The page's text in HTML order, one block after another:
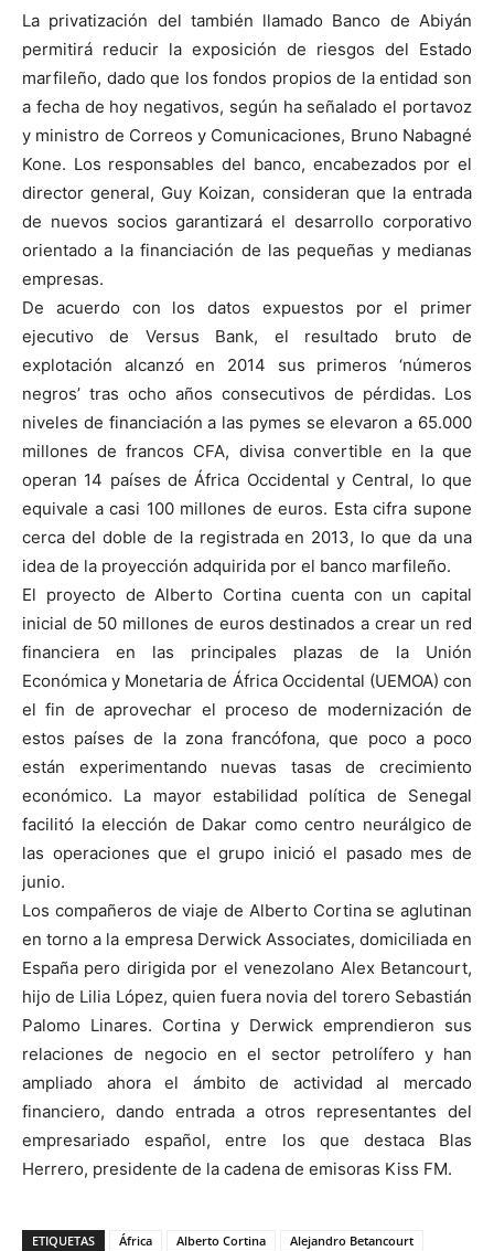
La privatización del también llamado Banco de Abiyán
permitirá reducir la exposición de riesgos del Estado
marfileño, dado que los fondos propios de la entidad son
a fecha de hoy negativos, según ha señalado el portavoz
y ministro de Correos y Comunicaciones, Bruno Nabagné
Kone. Los responsables del banco, encabezados por el
director general, Guy Koizan, consideran que la entrada
de nuevos socios garantizará el desarrollo corporativo
orientado a la financiación de las pequeñas y medianas
empresas.
De acuerdo con los datos expuestos por el primer
ejecutivo de Versus Bank, el resultado bruto de
explotación alcanzó en 2014 sus primeros ‘números
negros’ tras ocho años consecutivos de pérdidas. Los
niveles de financiación a las pymes se elevaron a 65.000
millones de francos CFA, divisa convertible en la que
operan 14 países de África Occidental y Central, lo que
equivale a casi 100 millones de euros. Esta cifra supone
cerca del doble de la registrada en 2013, lo que da una
idea de la proyección adquirida por el banco marfileño.
El proyecto de Alberto Cortina cuenta con un capital
inicial de 50 millones de euros destinados a crear un red
financiera en las principales plazas de la Unión
Económica y Monetaria de África Occidental (UEMOA) con
el fin de aprovechar el proceso de modernización de
estos países de la zona francófona, que poco a poco
están experimentando nuevas tasas de crecimiento
económico. La mayor estabilidad política de Senegal
facilitó la elección de Dakar como centro neurálgico de
las operaciones que el grupo inició el pasado mes de
junio.
Los compañeros de viaje de Alberto Cortina se aglutinan
en torno a la empresa Derwick Associates, domiciliada en
España pero dirigida por el venezolano Alex Betancourt,
hijo de Lilia López, quien fuera novia del torero Sebastián
Palomo Linares. Cortina y Derwick emprendieron sus
relaciones de negocio en el sector petrolífero y han
ampliado ahora el ámbito de actividad al mercado
financiero, dando entrada a otros representantes del
empresariado español, entre los que destaca Blas
Herrero, presidente de la cadena de emisoras Kiss FM.
ETIQUETAS África Alberto Cortina
Alejandro Betancourt